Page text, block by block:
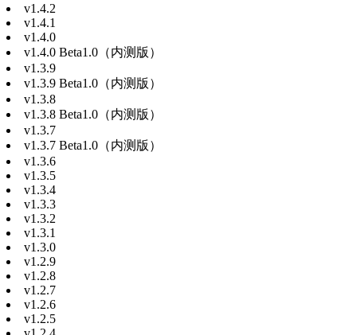
v1.4.2
v1.4.1
v1.4.0
v1.4.0 Beta1.0（内测版）
v1.3.9
v1.3.9 Beta1.0（内测版）
v1.3.8
v1.3.8 Beta1.0（内测版）
v1.3.7
v1.3.7 Beta1.0（内测版）
v1.3.6
v1.3.5
v1.3.4
v1.3.3
v1.3.2
v1.3.1
v1.3.0
v1.2.9
v1.2.8
v1.2.7
v1.2.6
v1.2.5